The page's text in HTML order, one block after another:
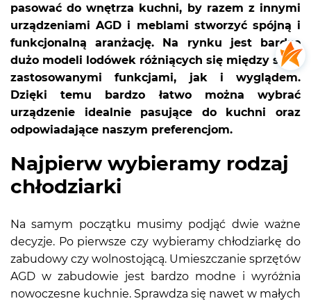
pasować do wnętrza kuchni, by razem z innymi
urządzeniami AGD i meblami stworzyć spójną i
funkcjonalną aranżację. Na rynku jest bardzo
dużo modeli lodówek różniących się między sobą
zastosowanymi funkcjami, jak i wyglądem.
Dzięki temu bardzo łatwo można wybrać
urządzenie idealnie pasujące do kuchni oraz
odpowiadające naszym preferencjom.
Najpierw wybieramy rodzaj
chłodziarki
Na samym początku musimy podjąć dwie ważne
decyzje. Po pierwsze czy wybieramy chłodziarkę do
zabudowy czy wolnostojącą. Umieszczanie sprzętów
AGD w zabudowie jest bardzo modne i wyróżnia
nowoczesne kuchnie. Sprawdza się nawet w małych